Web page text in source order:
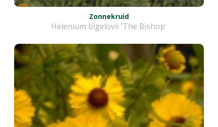
Zonnekruid
Helenium bigelovii 'The Bishop'